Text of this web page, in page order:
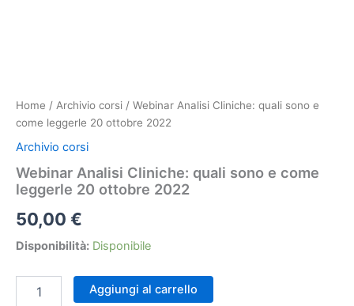
Home / Archivio corsi / Webinar Analisi Cliniche: quali sono e
come leggerle 20 ottobre 2022
Archivio corsi
Webinar Analisi Cliniche: quali sono e come
leggerle 20 ottobre 2022
50,00 €
Disponibilità: Disponibile
Analisi
Aggiungi al carrello